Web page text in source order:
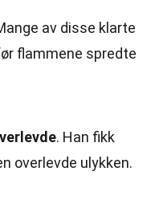
av disse klarte
flammene spredte
. Han fikk
overlevde ulykken.